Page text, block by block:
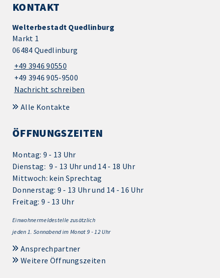
KONTAKT
Welterbestadt Quedlinburg
Markt 1
06484 Quedlinburg
+49 3946 90550
+49 3946 905-9500
Nachricht schreiben
Alle Kontakte
ÖFFNUNGSZEITEN
Montag: 9 - 13 Uhr
Dienstag: 9 - 13 Uhr und 14 - 18 Uhr
Mittwoch: kein Sprechtag
Donnerstag: 9 - 13 Uhr und 14 - 16 Uhr
Freitag: 9 - 13 Uhr
Einwohnermeldestelle zusätzlich
jeden 1. Sonnabend im Monat 9 - 12 Uhr
Ansprechpartner
Weitere Öffnungszeiten